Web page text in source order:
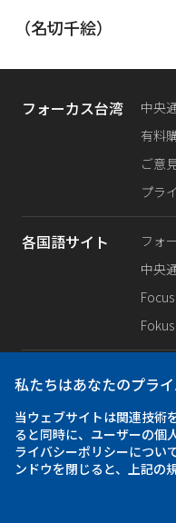
（名切千絵）
フォーカス台湾
中央
有料
ご意
プラ
各国語サイト
フォ
中央
SNS公式
アプリ
iOS
私たちはあなたのプラ
当ウェブサイトは関連技術
ると同時に、ユーザーの個
ライバシーポリシーについ
ンドウを閉じると、上記の